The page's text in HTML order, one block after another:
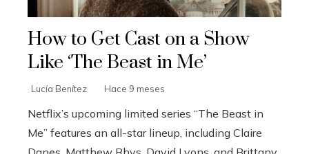
How to Get Cast on a Show
Like ‘The Beast in Me’
Lucía Benítez Hace 9 meses
Netflix’s upcoming limited series “The Beast in
Me” features an all-star lineup, including Claire